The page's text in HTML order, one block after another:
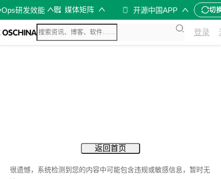
研发效能 媒体矩阵 开源中国APP 切
登录
返回首页
很遗憾，系统检测到您的内容中可能包含违规或敏感信息，暂时无